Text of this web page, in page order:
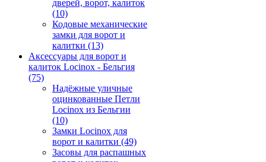
дверей, ворот, калиток
(10)
Кодовые механические
замки для ворот и
калитки (13)
Аксессуары для ворот и
калиток Locinox - Бельгия
(75)
Надёжные уличные
оцинкованные Петли
Locinox из Бельгии
(10)
Замки Locinox для
ворот и калитки (49)
Засовы для распашных